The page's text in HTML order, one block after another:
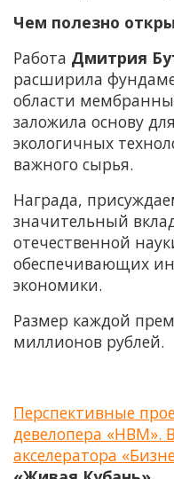
Чем полезно
Работа Дмитрия
расширила
области
заложила основу
экологичных
важного сырья.
Награда,
значительный
отечественной
обеспечивающих
экономики.
Размер каждой
миллионов рублей.
Перспективные
девелопера «НВМ».
акселератора